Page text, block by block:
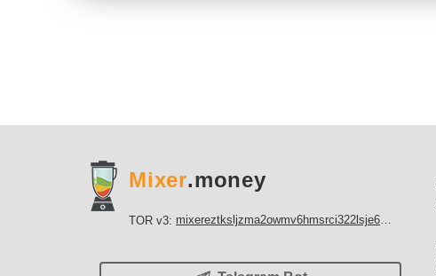
Mixer.money
TOR v3: mixereztksljzma2owmv6hmsrci322lsje6m3svicoddk3xbgvhd2fid.onion